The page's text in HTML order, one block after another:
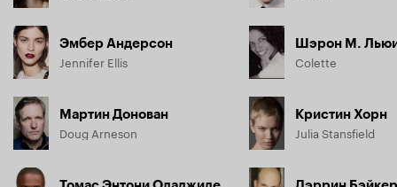
Эмбер Андерсон
Jennifer Ellis
Мартин Донован
Doug Arneson
Шэрон М.
Colette
Кристин Хорн
Julia Stansfield